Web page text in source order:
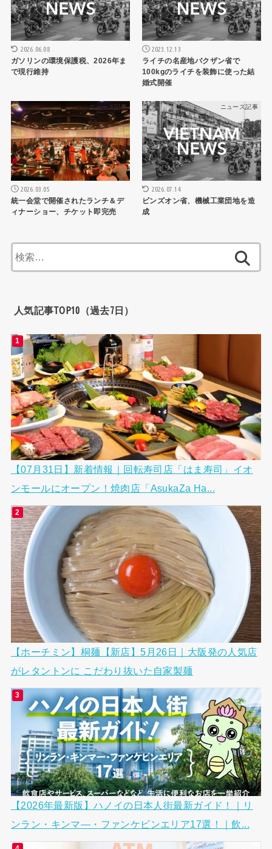
2026.06.08
ガソリンの環境保護税、2026年ま
で現行維持
2023.12.13
ライチの名産地バクザン省で
100kgのライチを装飾に使った結
婚式開催
ニュース記事
2026.03.05
統一会堂で開催されたランチ＆デ
ィナーショー、チケット即完売
ニュース記事
2026.07.14
ビンズオン省、機械工業団地を造
成
索:
人気記事TOP10（過去7日）
【07月31日】新着情報｜回転寿司店「はま寿司」イオ
ンモールにオープン！焼肉店「AsukaZa Ha...
【ホーチミン】桐麺【新店】5月26日｜大阪発の人気店
がレタントンに こだわり抜いた自家製麺
【2026年最新版】ハノイの日本人街最新ガイド！｜リ
ンラン・キンマ―・ファンケビンエリア17選！｜飲...